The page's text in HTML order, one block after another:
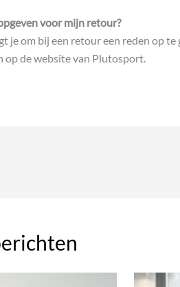
voor mijn retour?
je om bij een retour een reden op
de website van Plutosport.